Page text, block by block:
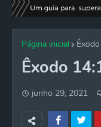
Página inicial Êxodo
Êxodo
junho 29, 2021